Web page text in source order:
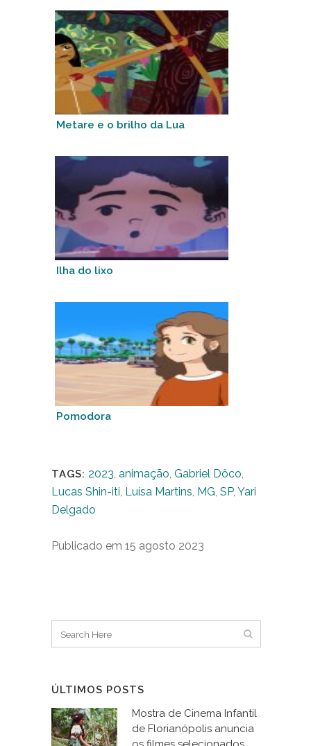
Metare e o brilho da Lua
Ilha do lixo
Pomodora
TAGS: 2023, animação, Gabriel Dôco,
Lucas Shin-iti, Luísa Martins, MG, SP, Yari
Delgado
Publicado em 15 agosto 2023
ÚLTIMOS POSTS
Mostra de Cinema Infantil
de Florianópolis anuncia